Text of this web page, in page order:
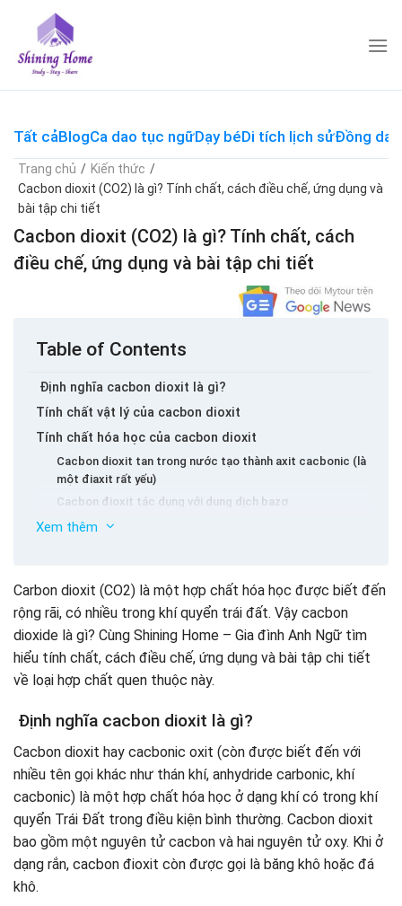
content
Tất cảBlogCa dao tục ngữDạy béDi tích lịch sửĐồng dao
Trang chủ / Kiến thức /
Cacbon dioxit (CO2) là gì? Tính chất, cách điều chế, ứng dụng và
bài tập chi tiết
Cacbon dioxit (CO2) là gì? Tính chất, cách
điều chế, ứng dụng và bài tập chi tiết
Table of Contents
Định nghĩa cacbon dioxit là gì?
Tính chất vật lý của cacbon dioxit
Tính chất hóa học của cacbon dioxit
Cacbon dioxit tan trong nước tạo thành axit cacbonic (là
một điaxit rất yếu)
Cacbon đioxit tác dụng với dung dịch bazơ
Cacbon đioxit tác dụng với oxit bazơ
Điều chế cacbon dioxit trong công nghiệp
Ứng dụng của cacbon dioxit
Ứng dụng của CO2 trong công nghiệp
Ứng dụng của CO2 trong y tế
Ứng dụng của CO2 trong đời sống
Khí CO2 có độc không và những lưu ý khi sử dụng
Ảnh hưởng đến môi trường
Ảnh hưởng đến sức khỏe con người
Cách xử lý khi bị ngộ độc CO2
Bảo quản khí CO2
Bài tập về cacbon dioxit SGK Hóa học 9 kèm lời giải
Bài tập 1 (trang 87 SGK Hóa 9)
Xem thêm
Carbon dioxit (CO2) là một hợp chất hóa học được biết đến
rộng rãi, có nhiều trong khí quyển trái đất. Vậy cacbon
dioxide là gì? Cùng Shining Home – Gia đình Anh Ngữ tìm
hiểu tính chất, cách điều chế, ứng dụng và bài tập chi tiết
về loại hợp chất quen thuộc này.
Định nghĩa cacbon dioxit là gì?
Cacbon dioxit hay cacbonic oxit (còn được biết đến với
nhiều tên gọi khác như thán khí, anhydride carbonic, khí
cacbonic) là một hợp chất hóa học ở dạng khí có trong khí
quyển Trái Đất trong điều kiện bình thường. Cacbon dioxit
bao gồm một nguyên tử cacbon và hai nguyên tử oxy. Khi ở
dạng rắn, cacbon đioxit còn được gọi là băng khô hoặc đá
khô.